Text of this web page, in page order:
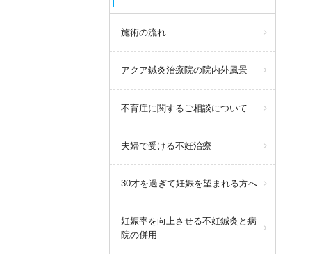
施術の流れ
アクア鍼灸治療院の院内外風景
不育症に関するご相談について
夫婦で受ける不妊治療
30才を過ぎて妊娠を望まれる方へ
妊娠率を向上させる不妊鍼灸と病
院の併用